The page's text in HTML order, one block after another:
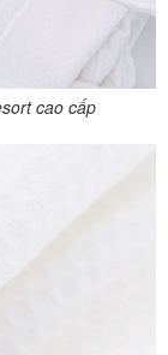
cao cấp